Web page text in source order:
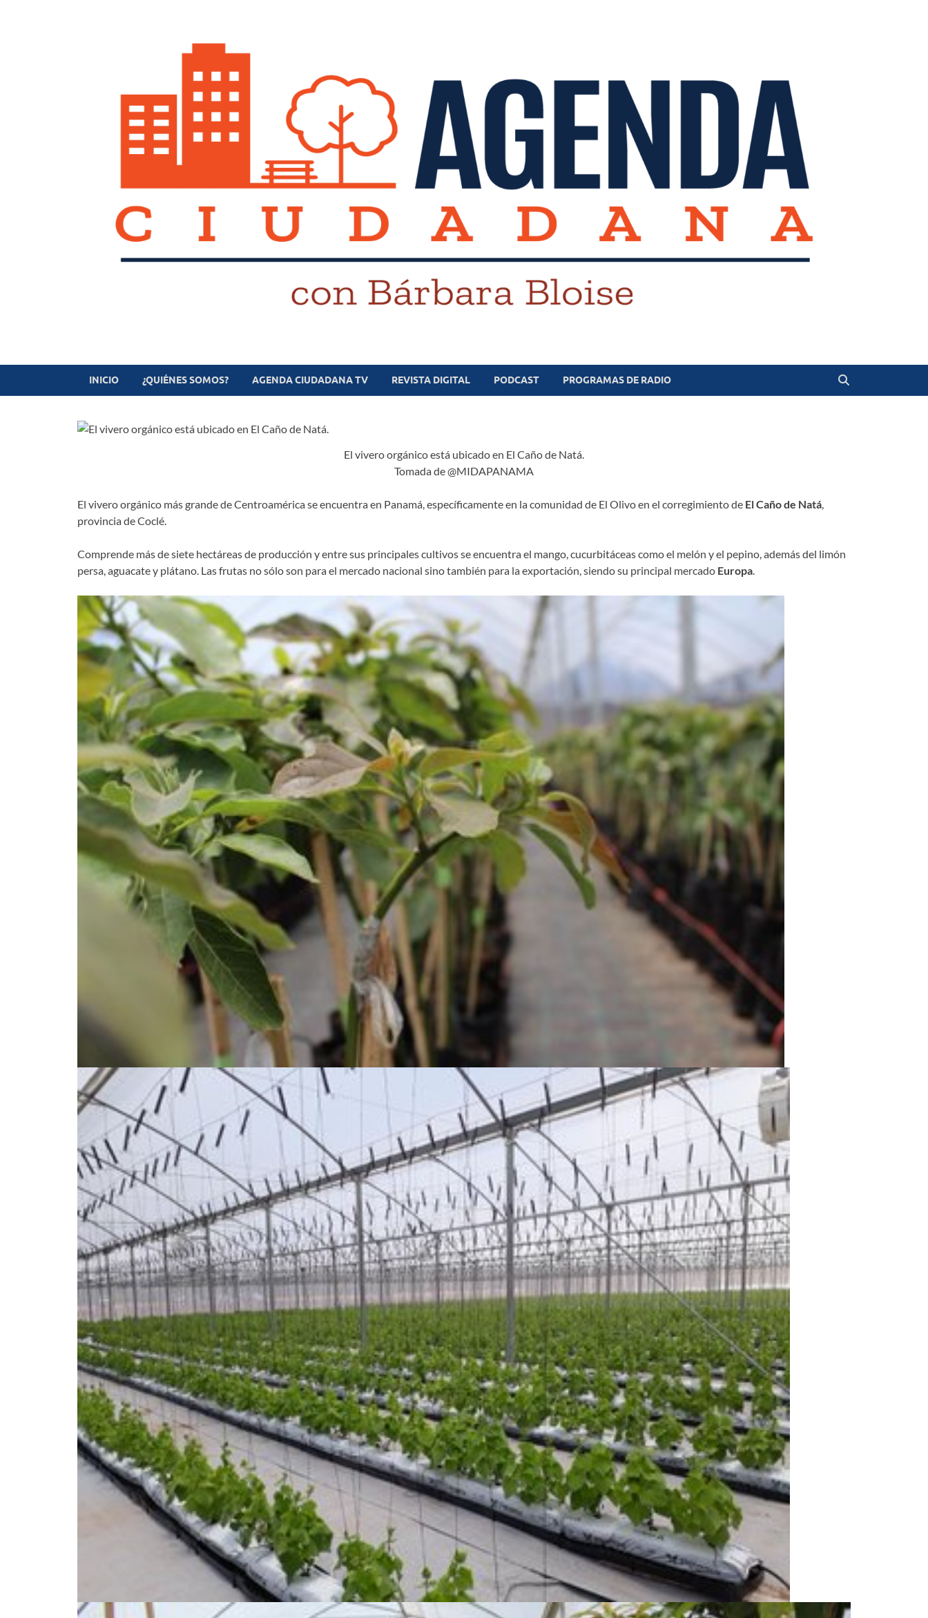
Revista digital
INICIO ¿QUIÉNES SOMOS? AGENDA CIUDADANA TV REVISTA DIGITAL PODCAST PROGRAMAS DE RADIO
El vivero orgánico está ubicado en El Caño de Natá.
Tomada de @MIDAPANAMA
El vivero orgánico más grande de Centroamérica se encuentra en Panamá, específicamente en la comunidad de El Olivo en el corregimiento de El Caño de Natá,
provincia de Coclé.
Comprende más de siete hectáreas de producción y entre sus principales cultivos se encuentra el mango, cucurbitáceas como el melón y el pepino, además del limón
persa, aguacate y plátano. Las frutas no sólo son para el mercado nacional sino también para la exportación, siendo su principal mercado Europa.